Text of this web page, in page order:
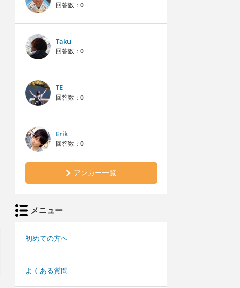
回答数： 0
Taku
回答数： 0
TE
回答数： 0
Erik
回答数： 0
アンカー一覧
メニュー
初めての方へ
よくある質問